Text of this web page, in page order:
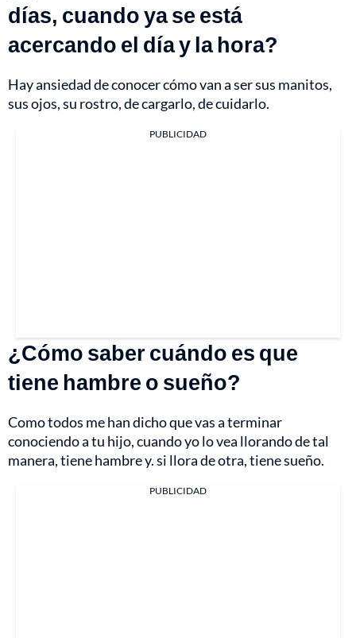
días, cuando ya se está
acercando el día y la hora?
Hay ansiedad de conocer cómo van a ser sus manitos,
sus ojos, su rostro, de cargarlo, de cuidarlo.
PUBLICIDAD
¿Cómo saber cuándo es que
tiene hambre o sueño?
Como todos me han dicho que vas a terminar
conociendo a tu hijo, cuando yo lo vea llorando de tal
manera, tiene hambre y. si llora de otra, tiene sueño.
PUBLICIDAD